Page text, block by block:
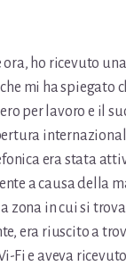
ora, ho ricevuto
mi ha spiegato
per lavoro e il
era stata
a causa della
zona in cui si
era riuscito a
Fi e aveva